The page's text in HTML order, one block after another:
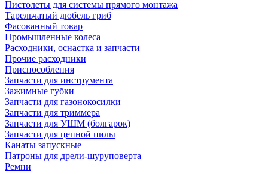
Пистолеты для системы прямого монтажа
Тарельчатый дюбель гриб
Фасованный товар
Промышленные колеса
Расходники, оснастка и запчасти
Прочие расходники
Приспособления
Запчасти для инструмента
Зажимные губки
Запчасти для газонокосилки
Запчасти для триммера
Запчасти для УШМ (болгарок)
Запчасти для цепной пилы
Канаты запускные
Патроны для дрели-шуруповерта
Ремни